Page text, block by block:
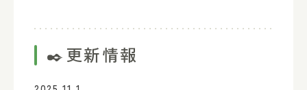
✒️更新情報